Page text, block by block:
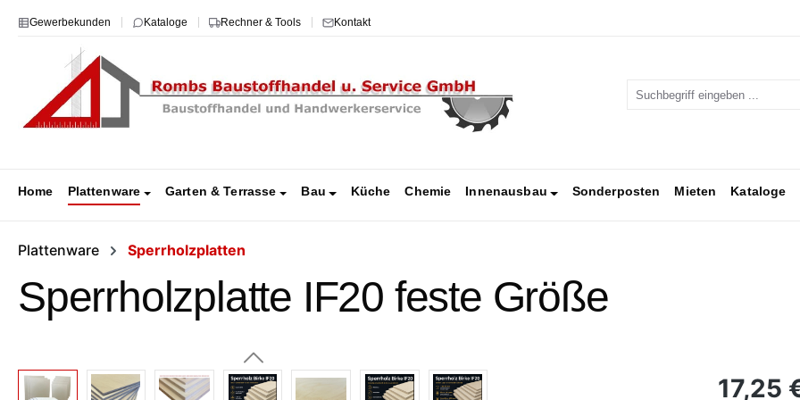
Hauptinhalt springen
Zur Suche springen
Zur Hauptnavigation springen
Gewerbekunden Kataloge Rechner & Tools Kontakt
Home Plattenware Garten & Terrasse Bau Küche Chemie Innenausbau Sonderposten Mieten Kataloge
Plattenware Sperrholzplatten
Sperrholzplatte IF20 feste Größe
Regulärer
17,25